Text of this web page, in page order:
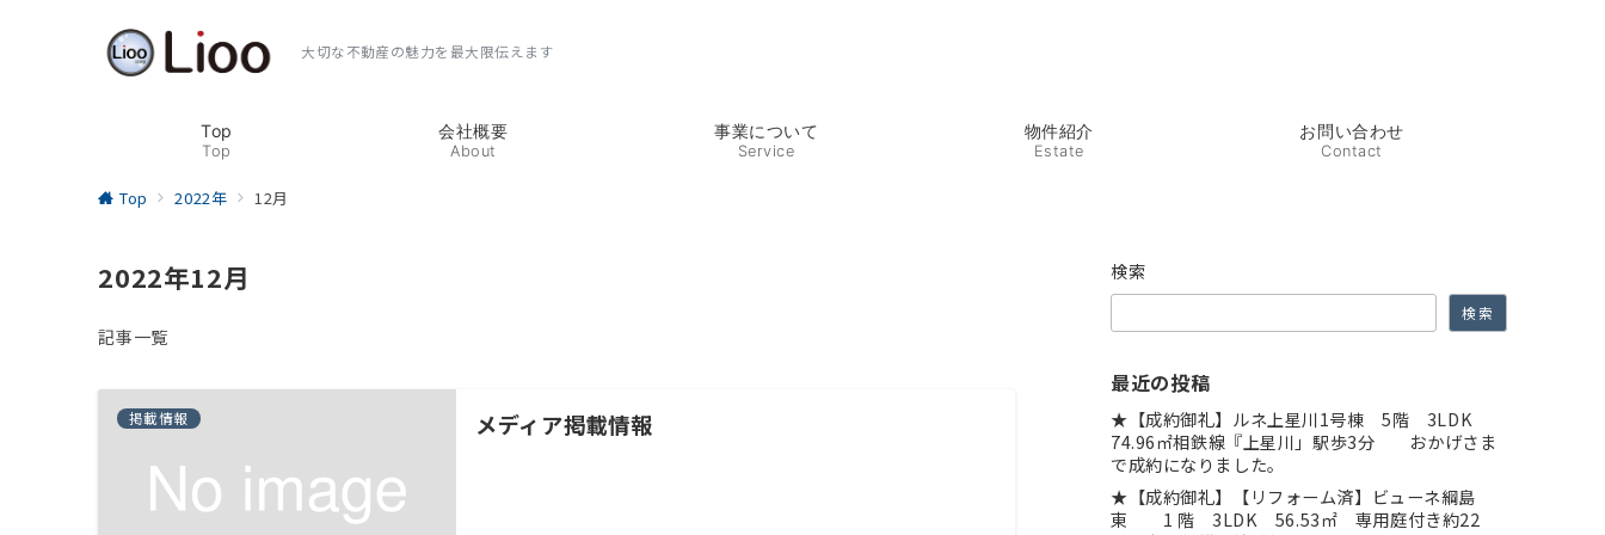
大切な不動産の魅力を最大限伝えます
Top
Top
会社概要
About
事業について
Service
物件紹介
Estate
お問い合わせ
Contact
Top 2022年 12月
2022年12月
記事一覧
掲載情報 メディア掲載情報
検索
検索
最近の投稿
★【成約御礼】ルネ上星川1号棟 5階 3LDK
74.96㎡相鉄線『上星川」駅歩3分 おかげさま
で成約になりました。
★【成約御礼】【リフォーム済】ビューネ綱島
東 1 階 3LDK 56.53㎡ 専用庭付き約22